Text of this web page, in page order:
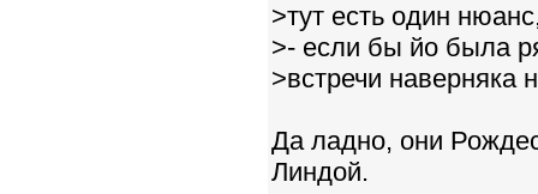
>тут есть один
>- если бы йо была
>встречи
Да ладно, они
Линдой.